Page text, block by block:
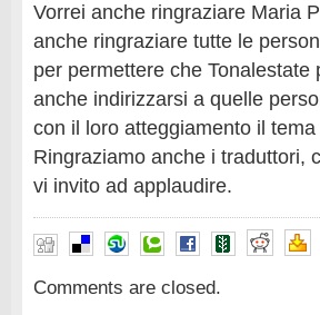
Vorrei anche ringraziare Maria
anche ringraziare tutte le
per permettere che
anche indirizzarsi a quelle
con il loro atteggiamento il tema
Ringraziamo anche i traduttori,
vi invito ad applaudire.
Comments are closed.